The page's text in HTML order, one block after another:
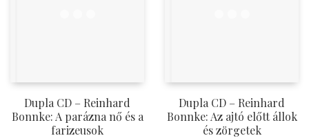
Dupla CD – Reinhard
Bonnke: A parázna nő és a
farizeusok
Dupla CD – Reinhard
Bonnke: Az ajtó előtt állok
és zörgetek